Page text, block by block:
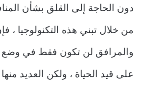
دون الحاجة إلى القلق بشأن
من خلال تبني هذه التكنولوجيا ،
والمرافق لن تكون فقط في وضع
على قيد الحياة ، ولكن العديد